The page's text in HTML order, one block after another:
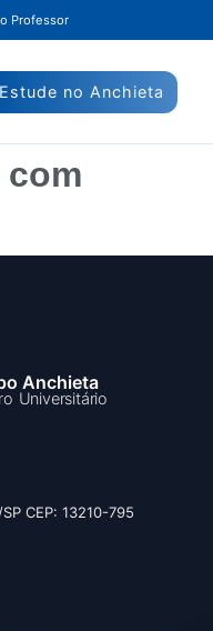
Professor
Estude no Anchieta
Anchieta
Universitário
CEP: 13210-795